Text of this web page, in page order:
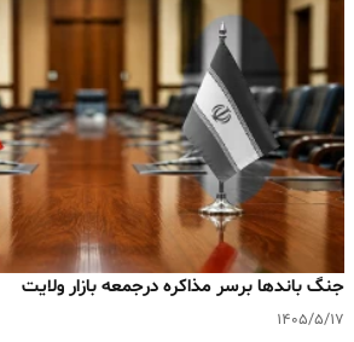
جنگ باندها برسر مذاکره درجمعه بازار ولایت
۱۴۰۵/۵/۱۷